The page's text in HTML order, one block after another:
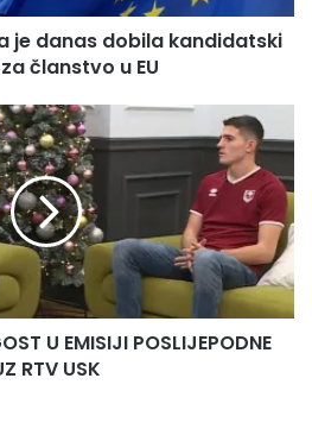
je danas dobila kandidatski
članstvo u EU
U EMISIJI POSLIJEPODNE
RTV USK